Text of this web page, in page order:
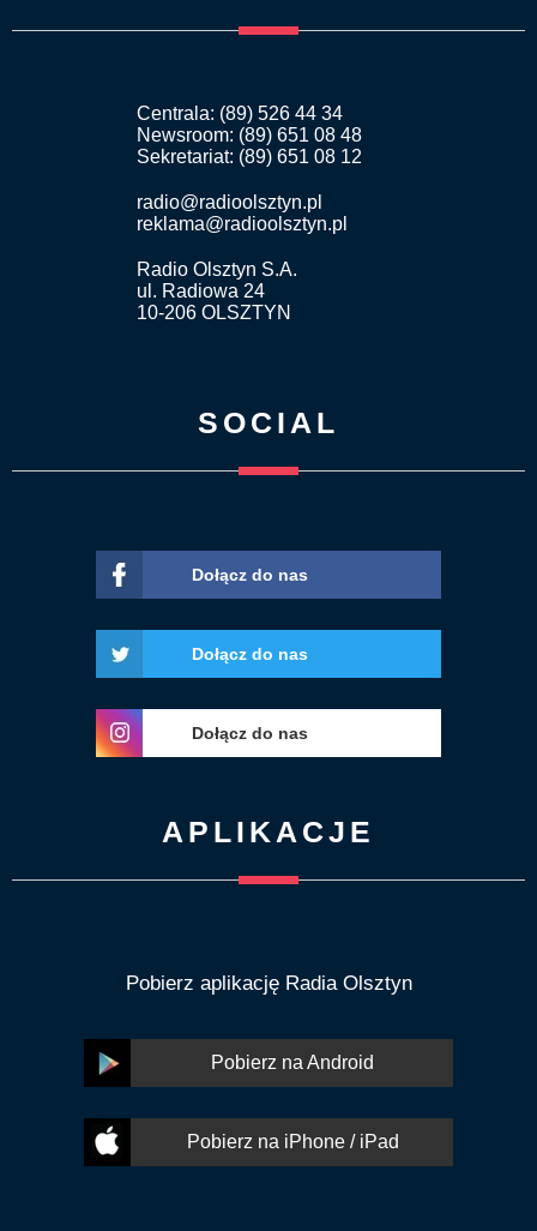
Centrala: (89) 526 44 34
Newsroom: (89) 651 08 48
Sekretariat: (89) 651 08 12
radio@radioolsztyn.pl
reklama@radioolsztyn.pl
Radio Olsztyn S.A.
ul. Radiowa 24
10-206 OLSZTYN
SOCIAL
Dołącz do nas
Dołącz do nas
Dołącz do nas
APLIKACJE
Pobierz aplikację Radia Olsztyn
Pobierz na Android
Pobierz na iPhone / iPad